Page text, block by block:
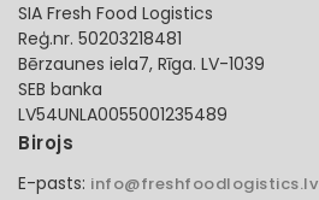
SIA Fresh Food Logistics
Reģ.nr. 50203218481
Bērzaunes iela7, Rīga. LV-1039
SEB banka
LV54UNLA0055001235489
Birojs
E-pasts: info@freshfoodlogistics.lv